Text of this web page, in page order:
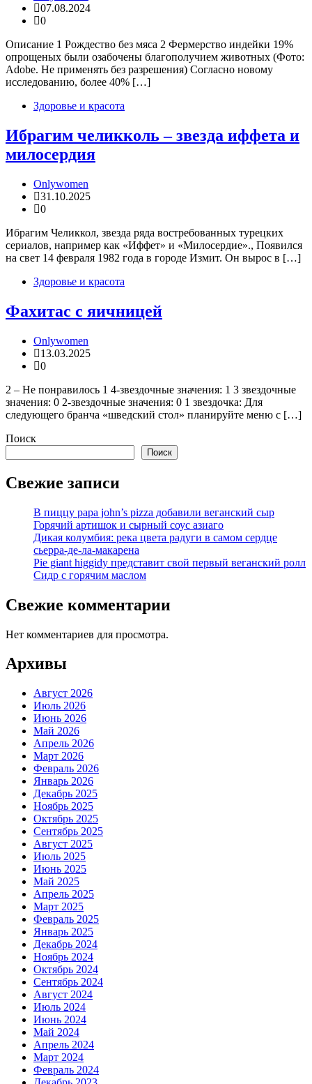
07.08.2024
0
Описание 1 Рождество без мяса 2 Фермерство индейки 19%
опрощеных были озабочены благополучием животных (Фото:
Adobe. Не применять без разрешения) Согласно новому
исследованию, более 40% […]
Здоровье и красота
Ибрагим челикколь – звезда иффета и
милосердия
Onlywomen
31.10.2025
0
Ибрагим Челиккол, звезда ряда востребованных турецких
сериалов, например как «Иффет» и «Милосердие»., Появился
на свет 14 февраля 1982 года в городе Измит. Он вырос в […]
Здоровье и красота
Фахитас с яичницей
Onlywomen
13.03.2025
0
2 – Не понравилось 1 4-звездочные значения: 1 3 звездочные
значения: 0 2-звездочные значения: 0 1 звездочка: Для
следующего бранча «шведский стол» планируйте меню с […]
Поиск
Поиск
Свежие записи
В пиццу papa john’s pizza добавили веганский сыр
Горячий артишок и сырный соус азиаго
Дикая колумбия: река цвета радуги в самом сердце
сьерра-де-ла-макарена
Pie giant higgidy представит свой первый веганский ролл
Сидр с горячим маслом
Свежие комментарии
Нет комментариев для просмотра.
Архивы
Август 2026
Июль 2026
Июнь 2026
Май 2026
Апрель 2026
Март 2026
Февраль 2026
Январь 2026
Декабрь 2025
Ноябрь 2025
Октябрь 2025
Сентябрь 2025
Август 2025
Июль 2025
Июнь 2025
Май 2025
Апрель 2025
Март 2025
Февраль 2025
Январь 2025
Декабрь 2024
Ноябрь 2024
Октябрь 2024
Сентябрь 2024
Август 2024
Июль 2024
Июнь 2024
Май 2024
Апрель 2024
Март 2024
Февраль 2024